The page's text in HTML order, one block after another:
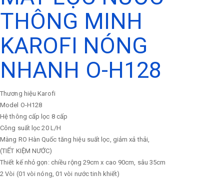
THÔNG MINH
KAROFI NÓNG
NHANH O-H128
Thương hiệu Karofi
Model O-H128
Hệ thông cấp lọc 8 cấp
Công suất lọc 20 L/H
Màng RO Hàn Quốc tăng hiệu suất lọc, giảm xả thải,
(TIẾT KIỆM NƯỚC)
Thiết kế nhỏ gọn: chiều rộng 29cm x cao 90cm, sâu 35cm
2 Vòi (01 vòi nóng, 01 vòi nước tinh khiết)